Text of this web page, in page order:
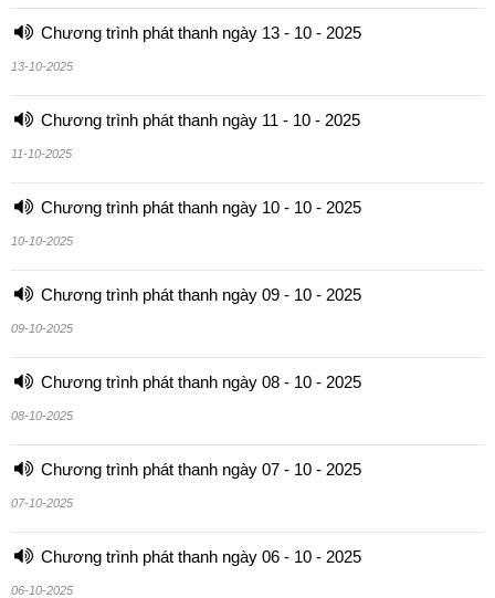
Chương trình phát thanh ngày 13 - 10 - 2025
13-10-2025
Chương trình phát thanh ngày 11 - 10 - 2025
11-10-2025
Chương trình phát thanh ngày 10 - 10 - 2025
10-10-2025
Chương trình phát thanh ngày 09 - 10 - 2025
09-10-2025
Chương trình phát thanh ngày 08 - 10 - 2025
08-10-2025
Chương trình phát thanh ngày 07 - 10 - 2025
07-10-2025
Chương trình phát thanh ngày 06 - 10 - 2025
06-10-2025